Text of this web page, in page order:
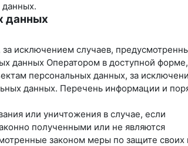
данных
исключением случаев,
данных Оператором в доступной
персональных данных, за
данных. Перечень информации и
или уничтожения в случае, если
полученными или не являются
законом меры по защите своих